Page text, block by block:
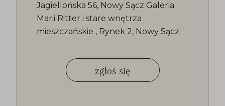
Jagiellońska 56, Nowy Sącz Galeria
Marii Ritter i stare wnętrza
mieszczańskie , Rynek 2, Nowy Sącz
zgłoś się